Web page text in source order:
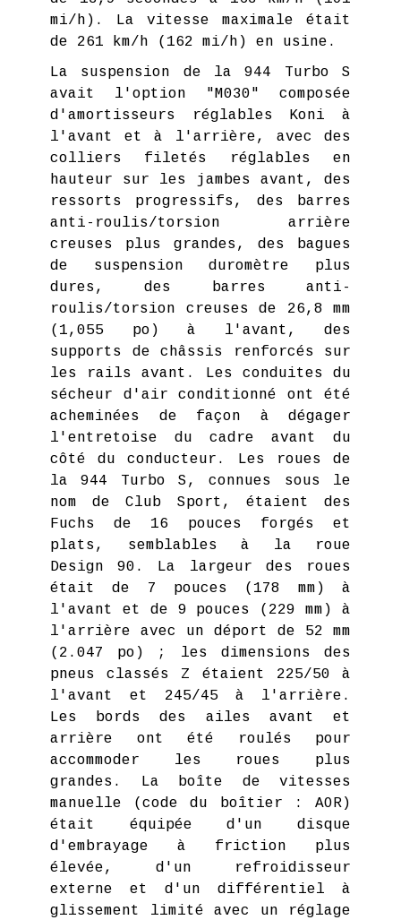
mi/h). La vitesse maximale était
de 261 km/h (162 mi/h) en usine.
La suspension de la 944 Turbo S
avait l'option "M030" composée
d'amortisseurs réglables Koni à
l'avant et à l'arrière, avec des
colliers filetés réglables en
hauteur sur les jambes avant, des
ressorts progressifs, des barres
anti-roulis/torsion arrière
creuses plus grandes, des bagues
de suspension duromètre plus
dures, des barres anti-
roulis/torsion creuses de 26,8 mm
(1,055 po) à l'avant, des
supports de châssis renforcés sur
les rails avant. Les conduites du
sécheur d'air conditionné ont été
acheminées de façon à dégager
l'entretoise du cadre avant du
côté du conducteur. Les roues de
la 944 Turbo S, connues sous le
nom de Club Sport, étaient des
Fuchs de 16 pouces forgés et
plats, semblables à la roue
Design 90. La largeur des roues
était de 7 pouces (178 mm) à
l'avant et de 9 pouces (229 mm) à
l'arrière avec un déport de 52 mm
(2.047 po) ; les dimensions des
pneus classés Z étaient 225/50 à
l'avant et 245/45 à l'arrière.
Les bords des ailes avant et
arrière ont été roulés pour
accommoder les roues plus
grandes. La boîte de vitesses
manuelle (code du boîtier : AOR)
était équipée d'un disque
d'embrayage à friction plus
élevée, d'un refroidisseur
externe et d'un différentiel à
glissement limité avec un réglage